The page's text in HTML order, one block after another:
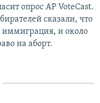
опрос AP VoteCast.
сказали, что
иммиграция, и около
на аборт.